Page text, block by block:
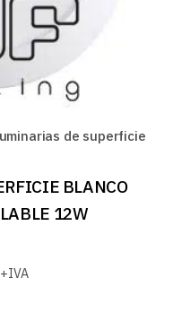
de superficie
BLANCO
12W
+IVA